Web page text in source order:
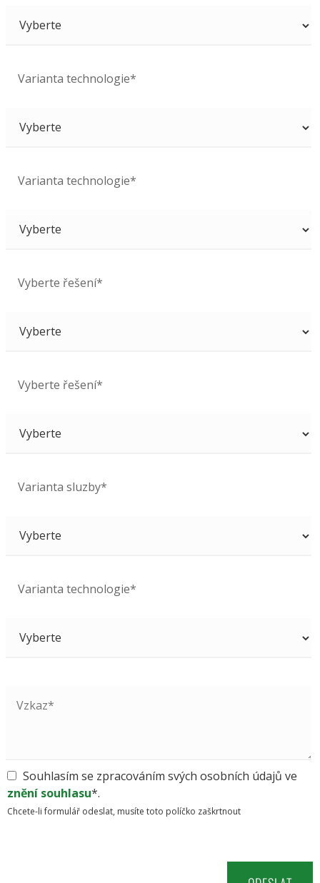
Varianta technologie*
Varianta technologie*
Vyberte řešení*
Vyberte řešení*
Varianta sluzby*
Varianta technologie*
Souhlasím se zpracováním svých osobních údajů ve
znění souhlasu*.
Chcete-li formulář odeslat, musíte toto políčko zaškrtnout